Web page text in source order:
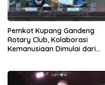
Pemkot Kupang Gandeng
Rotary Club, Kolaborasi
Kemanusiaan Dimulai dari